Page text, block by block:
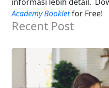
informasi lebih detail.
Academy Bookletfor Free!
Recent Post